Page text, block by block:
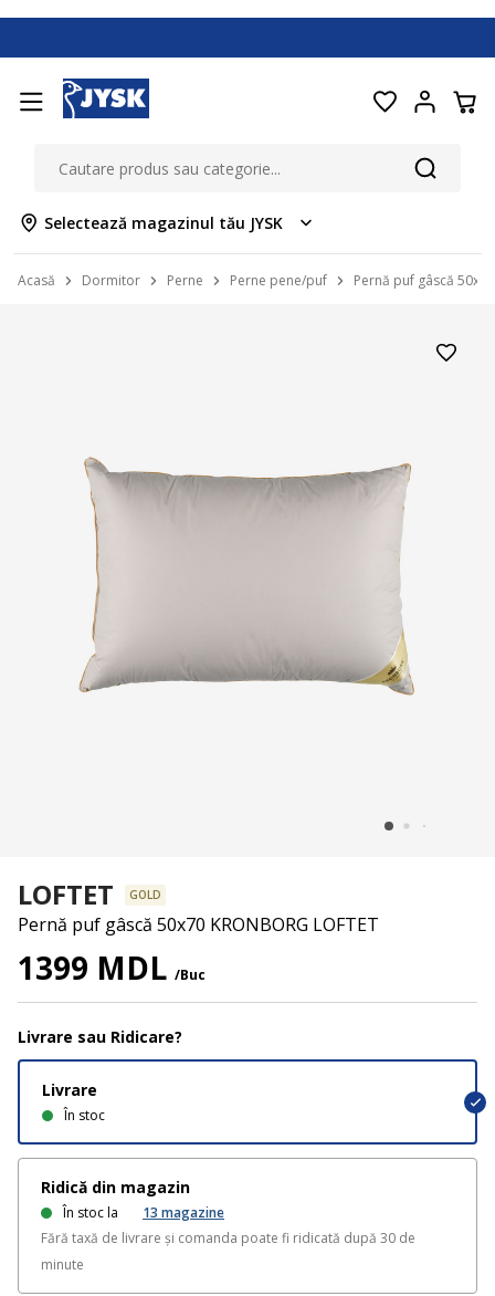
Selectează magazinul tău JYSK
Acasă Dormitor Perne Perne pene/puf Pernă puf gâscă 50x70
LOFTET GOLD
Pernă puf gâscă 50x70 KRONBORG LOFTET
1399 MDL /Buc
Livrare sau Ridicare?
Livrare
În stoc
Ridică din magazin
În stoc la 13 magazine
Fără taxă de livrare și comanda poate fi ridicată după 30 de
minute